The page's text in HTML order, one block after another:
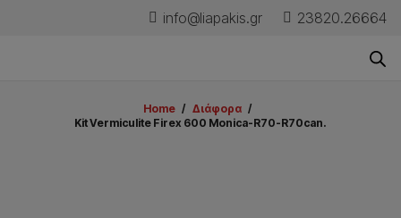
info@liapakis.gr 23820.26664
Home / Διάφορα /
Kit Vermiculite Firex 600 Monica-R70-R70can.